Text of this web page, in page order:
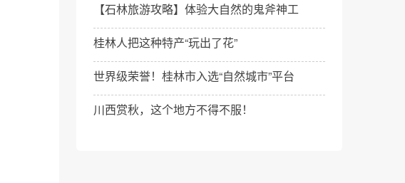
【石林旅游攻略】体验大自然的鬼斧神工
桂林人把这种特产“玩出了花”
世界级荣誉！桂林市入选“自然城市”平台
川西赏秋，这个地方不得不服！